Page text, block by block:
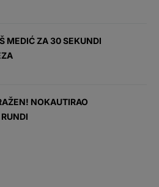
MEDIĆ ZA 30 SEKUNDI
NOKAUTIRAO